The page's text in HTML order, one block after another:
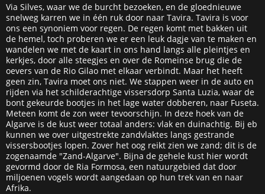
Via Silves, waar we de burcht bezoeken, en de gloednieuwe
snelweg karren we in één ruk door naar Tavira. Tavira is voor
ons een synoniem voor regen. De regen komt met bakken uit
de hemel, toch proberen we er een leuk dagje van te maken en
wandelen we met de kaart in ons hand langs alle pleintjes en
kerkjes, door alle steegjes en over de Romeinse brug die de
oevers van de Rio Gilao met elkaar verbindt. Maar het heeft
geen zin, Tavira moet ons niet. We stappen weer in de auto en
rijden via het schilderachtige vissersdorp Santa Luzia, waar de
bont gekeurde bootjes in het lage water dobberen, naar Fuseta.
Meteen komt de zon weer tevoorschijn. In deze hoek van de
Algarve is de kust weer totaal anders: vlak en duinachtig. Bij eb
kunnen we over uitgestrekte zandvlaktes langs gestrande
vissersbootjes lopen. Zover het oog reikt zien we zand; dit is de
zogenaamde "Zand-Algarve". Bijna de gehele kust hier wordt
gevormd door de Ria Formosa, een natuurgebied dat door
miljoenen vogels wordt aangedaan op hun trek van en naar
Afrika.